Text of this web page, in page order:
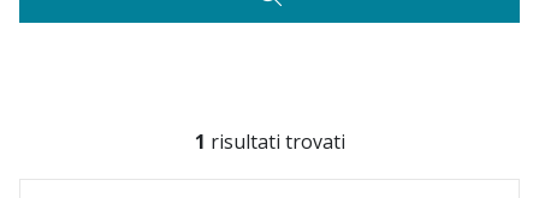
CERCA
1 risultati trovati